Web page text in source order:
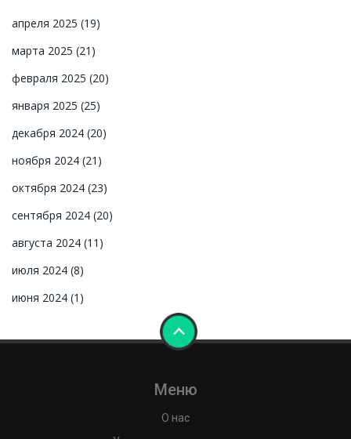
апреля 2025 (19)
марта 2025 (21)
февраля 2025 (20)
января 2025 (25)
декабря 2024 (20)
ноября 2024 (21)
октября 2024 (23)
сентября 2024 (20)
августа 2024 (11)
июля 2024 (8)
июня 2024 (1)
Меню
О нас